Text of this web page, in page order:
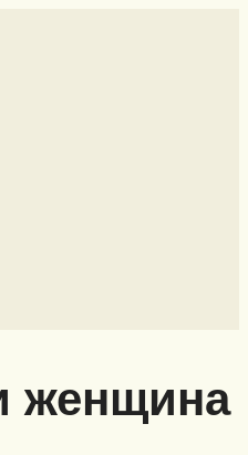
женщина